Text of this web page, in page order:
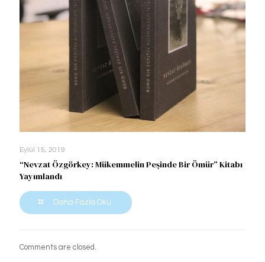
Eylül 15, 2019
“Nevzat Özgörkey: Mükemmelin Peşinde Bir Ömür” Kitabı
Yayımlandı
Daha Fazla Oku
Comments are closed.